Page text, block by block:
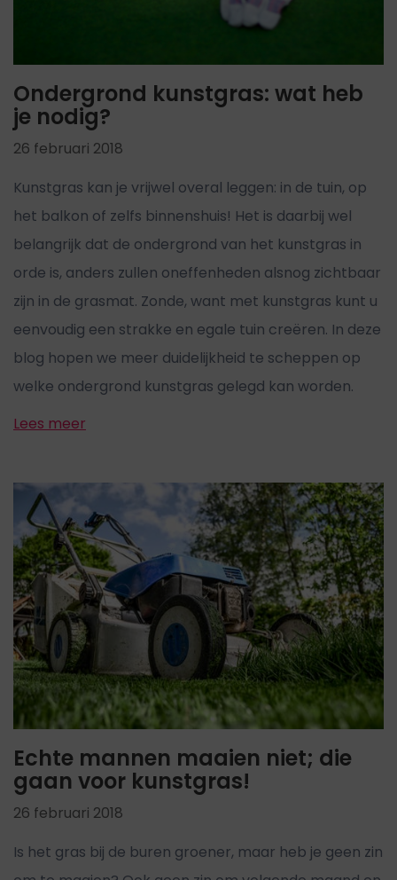
Ondergrond kunstgras: wat heb
je nodig?
26 februari 2018
Kunstgras kan je vrijwel overal leggen: in de tuin, op
het balkon of zelfs binnenshuis! Het is daarbij wel
belangrijk dat de ondergrond van het kunstgras in
orde is, anders zullen oneffenheden alsnog zichtbaar
zijn in de grasmat. Zonde, want met kunstgras kunt u
eenvoudig een strakke en egale tuin creëren. In deze
blog hopen we meer duidelijkheid te scheppen op
welke ondergrond kunstgras gelegd kan worden.
Lees meer
Echte mannen maaien niet; die
gaan voor kunstgras!
26 februari 2018
Is het gras bij de buren groener, maar heb je geen zin